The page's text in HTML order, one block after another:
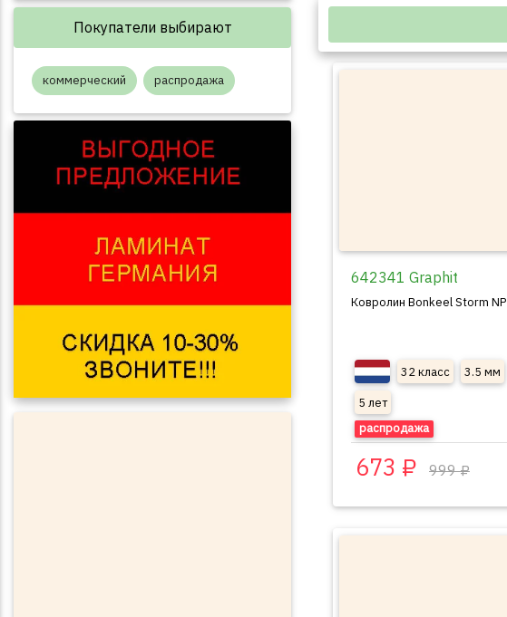
Bonkeel Zephyr
Bonkeel Zest
Покупатели выбирают
коммерческий распродажа
642341 Graphit
Ковролин Bonkeel Storm NP
32 класс
3.5 мм
5 лет
распродажа
673 ₽ 999 ₽